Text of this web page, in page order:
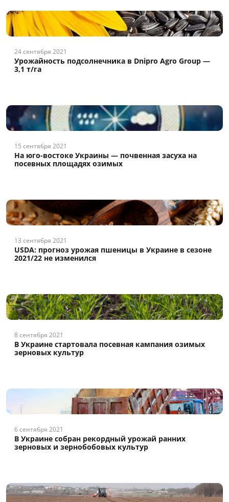
24 сентября 2021
Урожайность подсолнечника в Dnipro Agro Group —
3,1 т/га
15 сентября 2021
На юго-востоке Украины — почвенная засуха на
посевных площадях озимых
13 сентября 2021
USDA: прогноз урожая пшеницы в Украине в сезоне
2021/22 не изменился
8 сентября 2021
В Украине стартовала посевная кампания озимых
зерновых культур
6 сентября 2021
В Украине собран рекордный урожай ранних
зерновых и зернобобовых культур